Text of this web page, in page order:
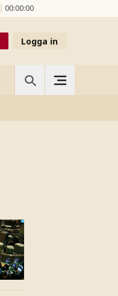
00:00:00
Logga in